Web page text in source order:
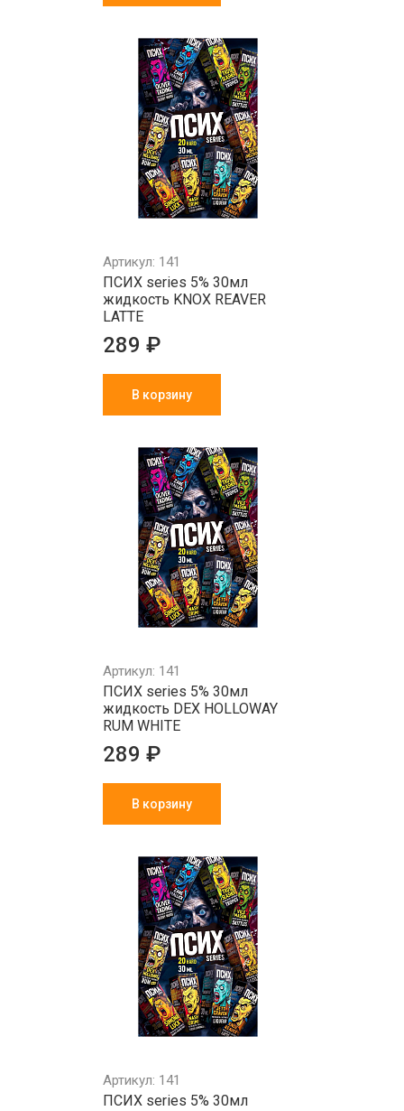
Артикул: 141
ПСИХ series 5% 30мл
жидкость KNOX REAVER
LATTE
289 ₽
В корзину
Артикул: 141
ПСИХ series 5% 30мл
жидкость DEX HOLLOWAY
RUM WHITE
289 ₽
В корзину
Артикул: 141
ПСИХ series 5% 30мл